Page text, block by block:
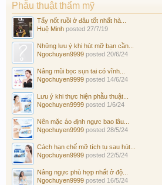
Phẫu thuật thẩm mỹ
Tẩy nốt ruồi ở đâu tốt nhất hà...
Huệ Minh posted 27/7/19
Những lưu ý khi hút mỡ bạn cần...
Ngochuyen9999 posted 20/6/24
Nâng mũi bọc sụn tai có vĩnh...
Ngochuyen9999 posted 14/6/24
Lưu ý khi thực hiện phẫu thuật...
Ngochuyen9999 posted 1/6/24
Nên mặc áo định ngực bao lâu...
Ngochuyen9999 posted 28/5/24
Cách hạn chế mỡ tích tụ sau hút...
Ngochuyen9999 posted 22/5/24
Nâng ngực phù hợp nhất ở độ...
Ngochuyen9999 posted 16/5/24